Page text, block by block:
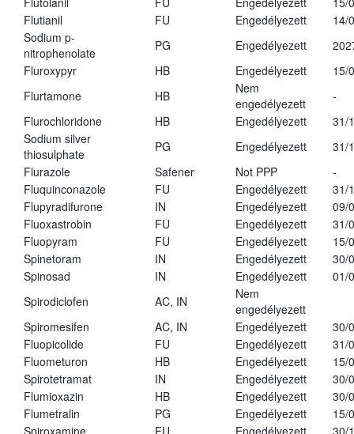
Flutianil
FU Engedélyezett
14/
Sodium p-
nitrophenolate
PG Engedélyezett
Fluroxypyr
HB Engedélyezett
15/
Flurtamone
HB
Nem
engedélyezett
-
Flurochloridone
HB Engedélyezett
31/
Sodium silver
thiosulphate
PG Engedélyezett
31/
Flurazole
Safener Not PPP
-
Fluquinconazole
FU Engedélyezett
31/
Flupyradifurone
IN Engedélyezett
09/
Fluoxastrobin
FU Engedélyezett
31/
Fluopyram
FU Engedélyezett
15/
Spinetoram
IN Engedélyezett
30/
Spinosad
IN Engedélyezett
01/
Spirodiclofen
AC, IN
Nem
engedélyezett
Spiromesifen
AC, IN Engedélyezett
30/
Fluopicolide
FU Engedélyezett
31/
Fluometuron
HB Engedélyezett
15/
Spirotetramat
IN Engedélyezett
30/
Flumioxazin
HB Engedélyezett
30/
Flumetralin
PG Engedélyezett
15/